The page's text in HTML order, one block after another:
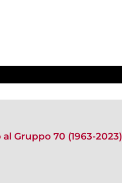
Gruppo 70 (1963-2023)